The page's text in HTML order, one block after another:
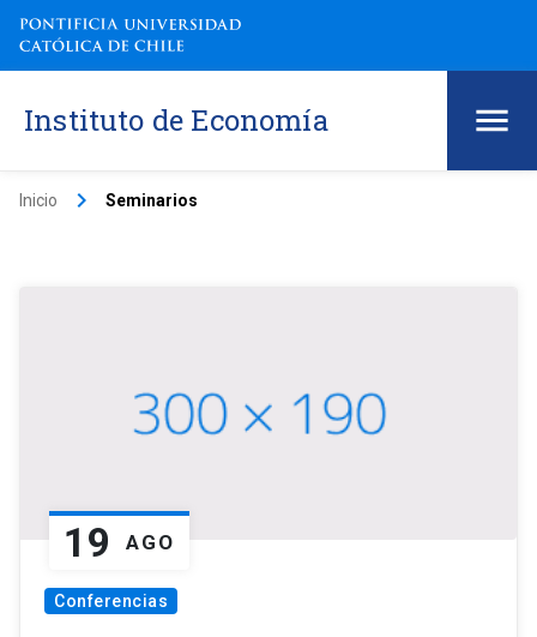
Instituto de Economía
Inicio keyboard_arrow_right Seminarios
19 AGO
Conferencias